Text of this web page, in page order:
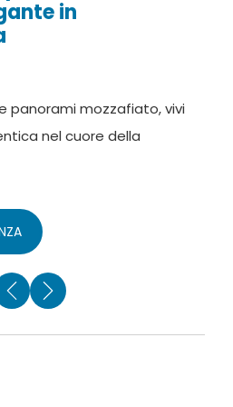
in
panorami mozzafiato, vivi
nel cuore della